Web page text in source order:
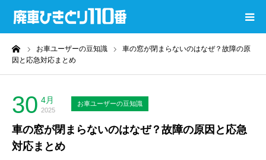
お車ユーザーの豆知識
車の窓が閉まらないのはなぜ？故障の原
因と応急対応まとめ
30 4月
2025
お車ユーザーの豆知識
車の窓が閉まらないのはなぜ？故障の原因と応急
対応まとめ
廃車ひきとり110番
還付金計算ツール